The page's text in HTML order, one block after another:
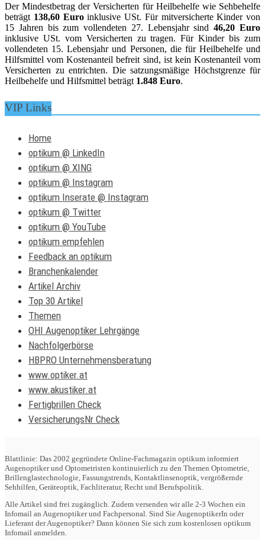
Der Mindestbetrag der Versicherten für Heilbehelfe wie Sehbehelfe
beträgt 138,60 Euroinklusive USt. Für mitversicherte Kinder von
15 Jahren bis zum vollendeten 27. Lebensjahr sind46,20 Euro
inklusive USt. vom Versicherten zu tragen. Für Kinder bis zum
vollendeten 15. Lebensjahr und Personen, die für Heilbehelfe und
Hilfsmittel vom Kostenanteil befreit sind, ist kein Kostenanteil vom
Versicherten zu entrichten. Die satzungsmäßige Höchstgrenze für
Heilbehelfe und Hilfsmittel beträgt 1.848 Euro.
VIP Links
Home
optikum @ LinkedIn
optikum @ XING
optikum @ Instagram
optikum Inserate @ Instagram
optikum @ Twitter
optikum @ YouTube
optikum empfehlen
Feedback an optikum
Branchenkalender
Artikel Archiv
Top 30 Artikel
Themen
OHI Augenoptiker Lehrgänge
Nachfolgerbörse
HBPRO Unternehmensberatung
www.optiker.at
www.akustiker.at
Fertigbrillen Check
VersicherungsNr Check
Blattlinie: Das 2002 gegründete Online-Fachmagazin optikum informiert
Augenoptiker und Optometristen kontinuierlich zu den Themen Optometrie,
Brillenglastechnologie, Fassungstrends, Kontaktlinsenoptik, vergrößernde
Sehhilfen, Geräteoptik, Fachliteratur, Recht und Berufspolitik.
Alle Artikel sind frei zugänglich. Zudem versenden wir alle 2-3 Wochen ein
Infomail an Augenoptiker und Fachpersonal. Sind Sie AugenoptikerIn oder
Lieferant der Augenoptiker? Dann können Sie sich zum kostenlosen optikum
Infomail anmelden.